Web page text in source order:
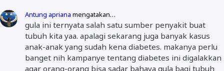
Antung apriana mengatakan…
gula ini ternyata salah satu sumber penyakit buat
tubuh kita yaa. apalagi sekarang juga banyak kasus
anak-anak yang sudah kena diabetes. makanya perlu
banget nih kampanye tentang diabetes ini digalakkan
agar orang-orang bisa sadar bahaya gula bagi tubuh